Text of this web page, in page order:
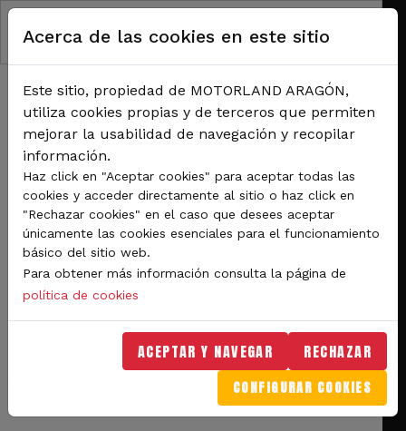
Pasar al contenido principal
RUTA DE NAVEGACIÓN
El MotorLand Classic Festival y Autoclassic prometen tres intensas jornadas
dedicadas a los vehículos clásicos
El MotorLand Classic
Festival y Autoclassic
prometen tres intensas
jornadas dedicadas a los
vehículos clásicos
Acerca de las cookies en este sitio
Este sitio, propiedad de MOTORLAND ARAGÓN,
utiliza cookies propias y de terceros que permiten
mejorar la usabilidad de navegación y recopilar
información.
Haz click en "Aceptar cookies" para aceptar todas las
cookies y acceder directamente al sitio o haz click en
"Rechazar cookies" en el caso que desees aceptar
únicamente las cookies esenciales para el funcionamiento
básico del sitio web.
Para obtener más información consulta la página de
política de cookies
ACEPTAR Y NAVEGAR RECHAZAR
CONFIGURAR COOKIES